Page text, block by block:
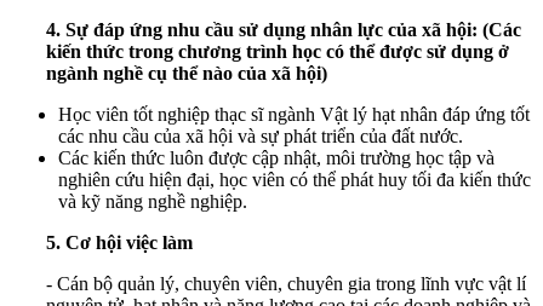
4. Sự đáp ứng nhu cầu sử dụng nhân lực của xã hội: (Các
kiến thức trong chương trình học có thể được sử dụng ở
ngành nghề cụ thể nào của xã hội)
Học viên tốt nghiệp thạc sĩ ngành Vật lý hạt nhân đáp ứng tốt
các nhu cầu của xã hội và sự phát triển của đất nước.
Các kiến thức luôn được cập nhật, môi trường học tập và
nghiên cứu hiện đại, học viên có thể phát huy tối đa kiến thức
và kỹ năng nghề nghiệp.
5. Cơ hội việc làm
- Cán bộ quản lý, chuyên viên, chuyên gia trong lĩnh vực vật lí